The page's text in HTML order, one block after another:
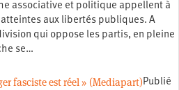
associative et politique appellent à
aux libertés publiques. A
qui oppose les partis, en pleine
se…
fasciste est réel » (Mediapart)Publié